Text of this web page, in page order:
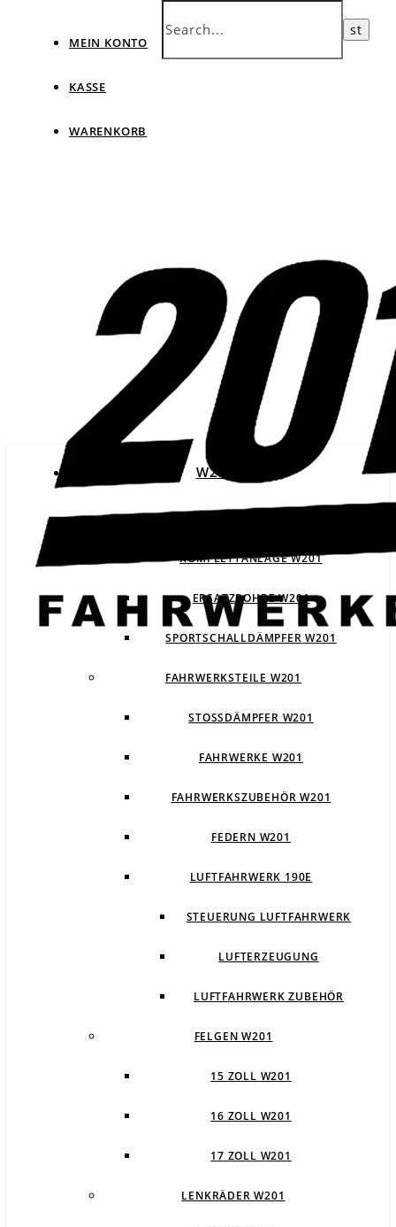
MEIN KONTO
KASSE
WARENKORB
W201
KOMPLETTANLAGE W201
ERSATZROHRE W201
SPORTSCHALLDÄMPFER W201
FAHRWERKSTEILE W201
STOSSDÄMPFER W201
FAHRWERKE W201
FAHRWERKSZUBEHÖR W201
FEDERN W201
LUFTFAHRWERK 190E
STEUERUNG LUFTFAHRWERK
LUFTERZEUGUNG
LUFTFAHRWERK ZUBEHÖR
FELGEN W201
15 ZOLL W201
16 ZOLL W201
17 ZOLL W201
LENKRÄDER W201